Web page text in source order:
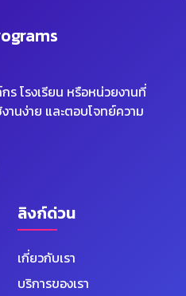
ร โรงเรียน หรือหน่วยงานที่
นง่าย และตอบโจทย์ความ
ลิงก์ด่วน
เกี่ยวกับเรา
บริการของเรา